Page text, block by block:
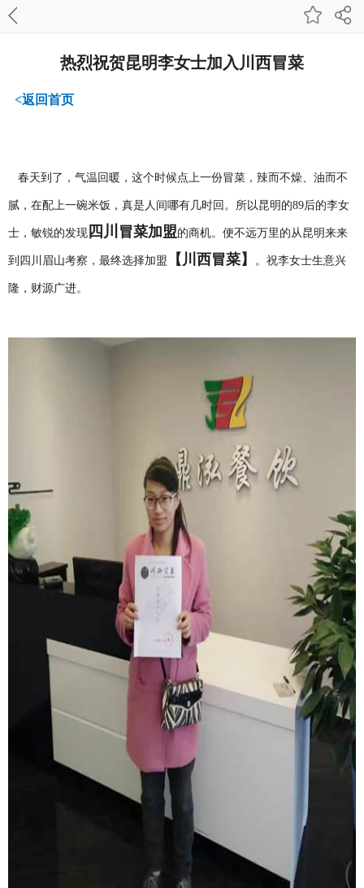
热烈祝贺昆明李女士加入川西冒菜
<返回首页
春天到了，气温回暖， 这个时候点上一份冒菜，辣而不燥、油而不
腻，在配上一碗米饭，真是人间哪有几时回。所以昆明 的89后的李女
士 ，敏锐的发现 四川 冒菜加盟的商机。 便不远万里的从昆明来来
到四川眉山考察，最终选择加盟 【川西冒菜】 。祝李女士生意兴
隆，财源广进。